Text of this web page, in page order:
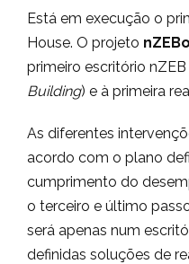
Está em execução o
House. O projeto
primeiro escritório nZEB
Building) e à primeira
As diferentes
acordo com o plano
cumprimento do
o terceiro e último
será apenas num
definidas soluções de